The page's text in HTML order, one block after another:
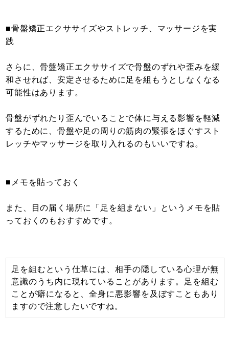
■骨盤矯正エクササイズやストレッチ、マッサージを実
践
さらに、骨盤矯正エクササイズで骨盤のずれや歪みを緩
和させれば、安定させるために足を組もうとしなくなる
可能性はあります。
骨盤がずれたり歪んでいることで体に与える影響を軽減
するために、骨盤や足の周りの筋肉の緊張をほぐすスト
レッチやマッサージを取り入れるのもいいですね。
■メモを貼っておく
また、目の届く場所に「足を組まない」というメモを貼
っておくのもおすすめです。
足を組むという仕草には、相手の隠している心理が無
意識のうち内に現れていることがあります。足を組む
ことが癖になると、全身に悪影響を及ぼすこともあり
ますので注意したいですね。